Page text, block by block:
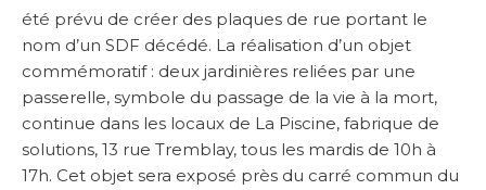
été prévu de créer des plaques de rue portant le
nom d’un SDF décédé. La réalisation d’un objet
commémoratif : deux jardinières reliées par une
passerelle, symbole du passage de la vie à la mort,
continue dans les locaux de La Piscine, fabrique de
solutions, 13 rue Tremblay, tous les mardis de 10h à
17h. Cet objet sera exposé près du carré commun du